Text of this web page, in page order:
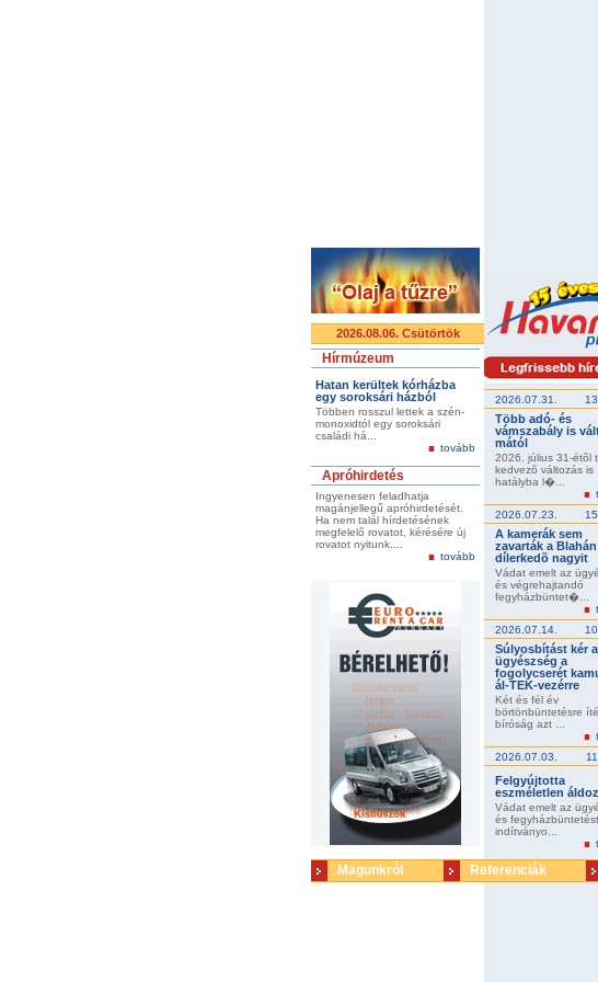
2026.08.06. Csütörtök
Hírmúzeum
Hatan kerültek kórházba
egy soroksári házból
Többen rosszul lettek a szén-
monoxidtól egy soroksári
családi há...
tovább
Apróhirdetés
Ingyenesen feladhatja
magánjellegű apróhirdetését.
Ha nem talál hírdetésének
megfelelő rovatot, kérésére új
rovatot nyitunk....
tovább
2026.07.31.
Több adó- és
vámszabály is
mától
2026. július 31-étõl
kedvezõ változás is
hatályba l�...
2026.07.23.
A kamerák sem
zavarták a Blahán
dílerkedõ nagyit
Vádat emelt az
és végrehajtandó
fegyházbüntet�...
2026.07.14.
Súlyosbítást kér
ügyészség a
fogolycserét
ál-TEK-vezérre
Két és fél év
börtönbüntetésre
bíróság azt ...
2026.07.03.
Felgyújtotta
eszméletlen
Vádat emelt az
és fegyházbüntetést
indítványo...
Magunkról Referenciák